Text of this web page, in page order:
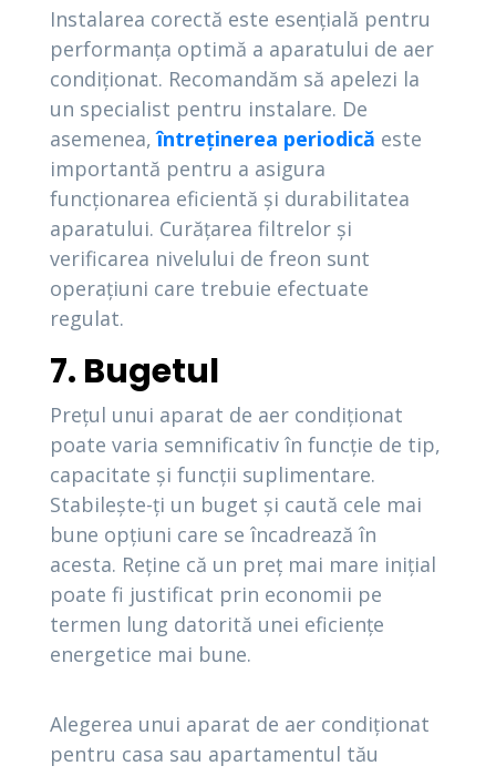
Instalarea corectă este esențială pentru
performanța optimă a aparatului de aer
condiționat. Recomandăm să apelezi la
un specialist pentru instalare. De
asemenea,întreținerea periodică este
importantă pentru a asigura
funcționarea eficientă și durabilitatea
aparatului. Curățarea filtrelor și
verificarea nivelului de freon sunt
operațiuni care trebuie efectuate
regulat.
7. Bugetul
Prețul unui aparat de aer condiționat
poate varia semnificativ în funcție de tip,
capacitate și funcții suplimentare.
Stabilește-ți un buget și caută cele mai
bune opțiuni care se încadrează în
acesta. Reține că un preț mai mare inițial
poate fi justificat prin economii pe
termen lung datorită unei eficiențe
energetice mai bune.
Alegerea unui aparat de aer condiționat
pentru casa sau apartamentul tău